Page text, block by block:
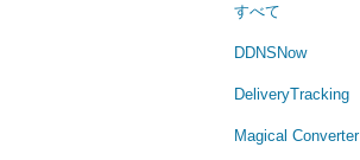
すべて
DDNSNow
DeliveryTracking
Magical Converter